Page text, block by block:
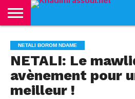
KHADIMRASSOUL
LE
MOURIDISME
ACTUALITÉS
CONTRIBUTIONS
PASS
–
PASS
NETALI
BOROM
NDAME
L’ISLAM
VIDÉOS
NETALI BOROM NDAME
NETALI: Le
avènement pour
meilleur !